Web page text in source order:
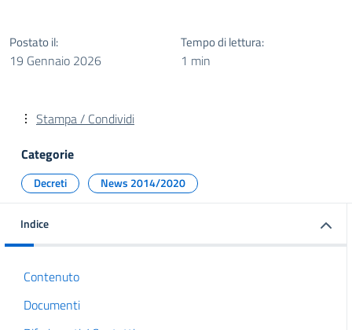
Postato il:
19 Gennaio 2026
Tempo di lettura:
1 min
Stampa / Condividi
Categorie
Decreti News 2014/2020
Indice
Contenuto
Documenti